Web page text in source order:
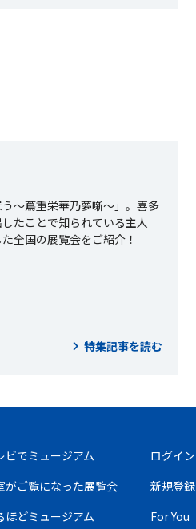
〜蔦重栄華乃夢噺〜」。喜多
たことで知られている主人
全国の展覧会をご紹介！
特集記事を読む
ビでミュージアム
がご覧になった展覧会
ほどミュージアム
ログイン
新規登録
For You